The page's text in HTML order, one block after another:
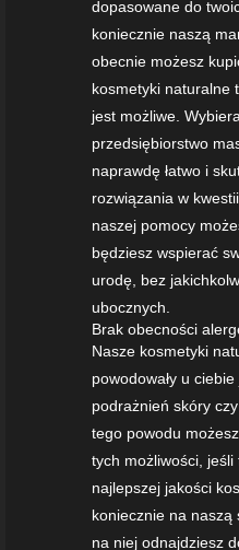
dopasowane do
koniecznie naszą
obecnie możesz
kosmetyki naturalne
jest możliwe.
przedsiębiorstwo
naprawdę łatwo i
rozwiązania w
naszej pomocy
będziesz wspierać
urodę, bez
ubocznych.
Brak obecności
Nasze kosmetyki
powodowały u
podrażnień skóry
tego powodu
tych możliwości,
najlepszej jakości
koniecznie na naszą
na niej odnajdziesz